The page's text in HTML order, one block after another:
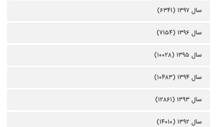
سال ۱۳۹۷ (۶۳۴۱)
سال ۱۳۹۶ (۷۱۵۴)
سال ۱۳۹۵ (۱۰۰۲۸)
سال ۱۳۹۴ (۱۰۴۸۳)
سال ۱۳۹۳ (۱۲۸۶۱)
سال ۱۳۹۲ (۱۴۰۱۰)